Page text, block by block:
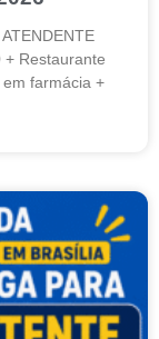
+ Restaurante
farmácia +